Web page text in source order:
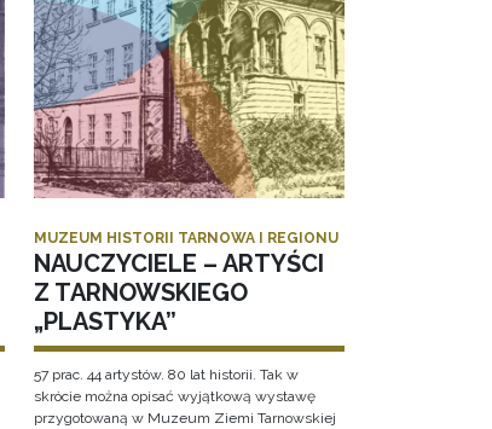
MUZEUM HISTORII TARNOWA I REGIONU
NAUCZYCIELE – ARTYŚCI
Z TARNOWSKIEGO
„PLASTYKA”
57 prac. 44 artystów. 80 lat historii. Tak w
skrócie można opisać wyjątkową wystawę
przygotowaną w Muzeum Ziemi Tarnowskiej